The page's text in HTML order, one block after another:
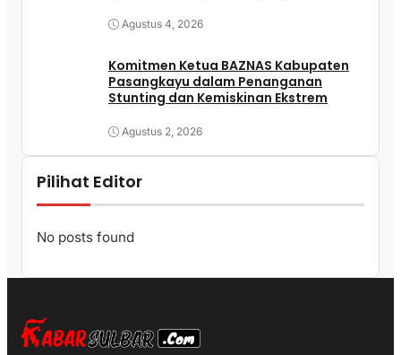
Agustus 4, 2026
Komitmen Ketua BAZNAS Kabupaten
Pasangkayu dalam Penanganan
Stunting dan Kemiskinan Ekstrem
Agustus 2, 2026
Pilihat Editor
No posts found